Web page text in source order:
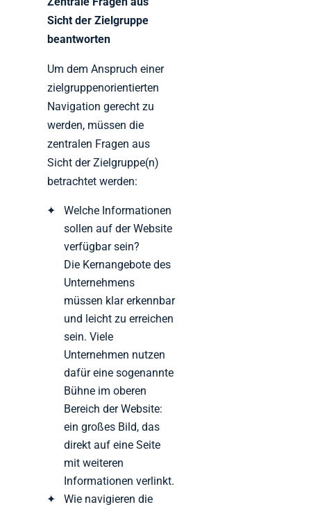
Sicht der Zielgruppe
beantworten
Um dem Anspruch einer
zielgruppenorientierten
Navigation gerecht zu
werden, müssen die
zentralen Fragen aus
Sicht der Zielgruppe(n)
betrachtet werden:
Welche Informationen
sollen auf der Website
verfügbar sein?
Die Kernangebote des
Unternehmens
müssen klar erkennbar
und leicht zu erreichen
sein. Viele
Unternehmen nutzen
dafür eine sogenannte
Bühne im oberen
Bereich der Website:
ein großes Bild, das
direkt auf eine Seite
mit weiteren
Informationen verlinkt.
Wie navigieren die